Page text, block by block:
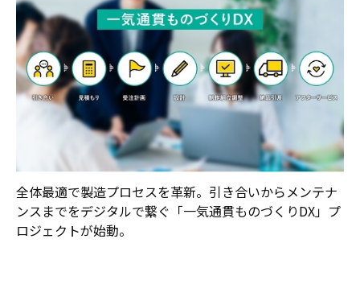
全体最適で製造プロセスを革新。引き合いからメンテナ
ンスまでをデジタルで繋ぐ「一気通貫ものづくりDX」プ
ロジェクトが始動。